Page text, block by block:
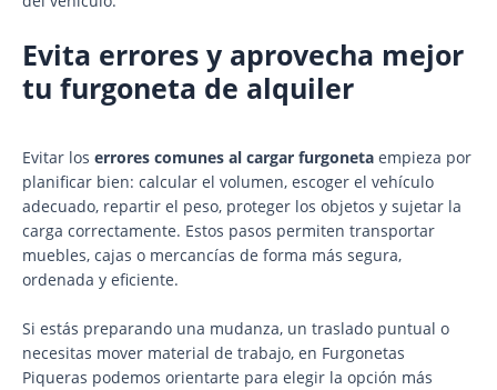
Evita errores y aprovecha mejor
tu furgoneta de alquiler
Evitar los errores comunes al cargar furgoneta empieza por
planificar bien: calcular el volumen, escoger el vehículo
adecuado, repartir el peso, proteger los objetos y sujetar la
carga correctamente. Estos pasos permiten transportar
muebles, cajas o mercancías de forma más segura,
ordenada y eficiente.
Si estás preparando una mudanza, un traslado puntual o
necesitas mover material de trabajo, en Furgonetas
Piqueras podemos orientarte para elegir la opción más